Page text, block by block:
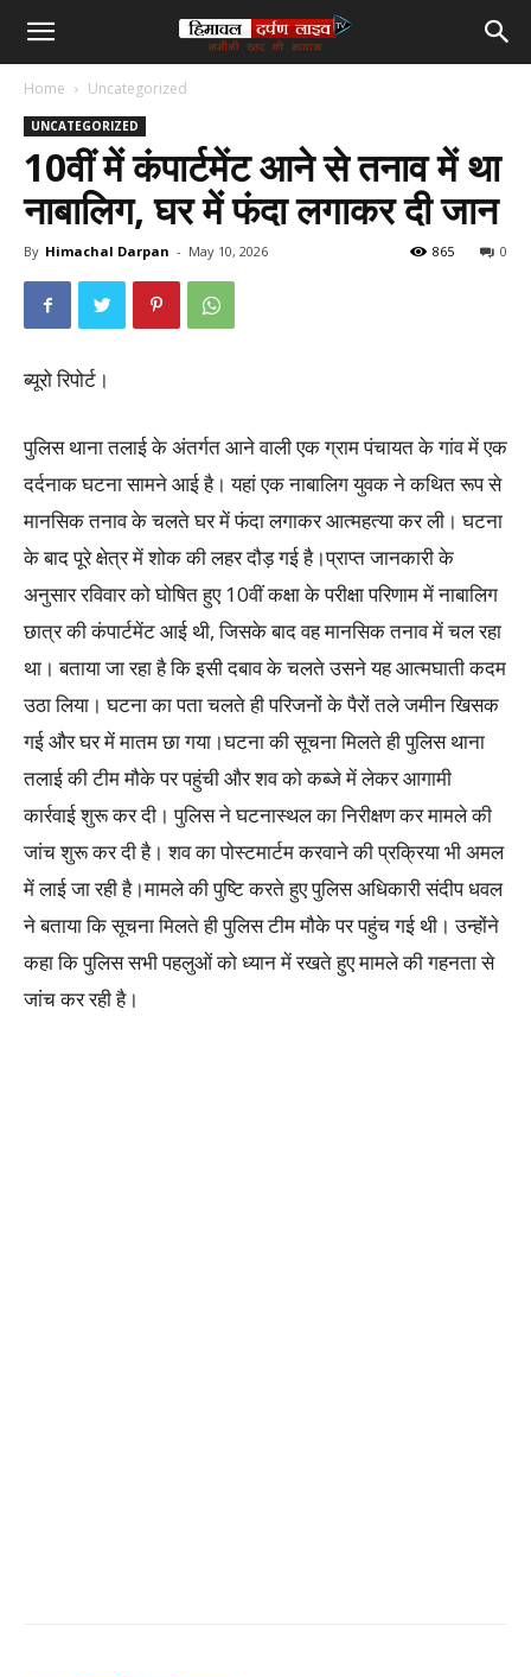
हिमाचल
टीवी
Home Uncategorized
UNCATEGORIZED
10वीं में कंपार्टमेंट आने से तनाव में था
नाबालिग, घर में फंदा लगाकर दी जान
By Himachal Darpan - May 10, 2026 0
865
ब्यूरो रिपोर्ट।
पुलिस थाना तलाई के अंतर्गत आने वाली एक ग्राम पंचायत के गांव में एक
दर्दनाक घटना सामने आई है। यहां एक नाबालिग युवक ने कथित रूप से
मानसिक तनाव के चलते घर में फंदा लगाकर आत्महत्या कर ली। घटना
के बाद पूरे क्षेत्र में शोक की लहर दौड़ गई है।प्राप्त जानकारी के
अनुसार रविवार को घोषित हुए 10वीं कक्षा के परीक्षा परिणाम में नाबालिग
छात्र की कंपार्टमेंट आई थी, जिसके बाद वह मानसिक तनाव में चल रहा
था। बताया जा रहा है कि इसी दबाव के चलते उसने यह आत्मघाती कदम
उठा लिया। घटना का पता चलते ही परिजनों के पैरों तले जमीन खिसक
गई और घर में मातम छा गया।घटना की सूचना मिलते ही पुलिस थाना
तलाई की टीम मौके पर पहुंची और शव को कब्जे में लेकर आगामी
कार्रवाई शुरू कर दी। पुलिस ने घटनास्थल का निरीक्षण कर मामले की
जांच शुरू कर दी है। शव का पोस्टमार्टम करवाने की प्रक्रिया भी अमल
में लाई जा रही है।मामले की पुष्टि करते हुए पुलिस अधिकारी संदीप धवल
ने बताया कि सूचना मिलते ही पुलिस टीम मौके पर पहुंच गई थी। उन्होंने
कहा कि पुलिस सभी पहलुओं को ध्यान में रखते हुए मामले की गहनता से
जांच कर रही है।